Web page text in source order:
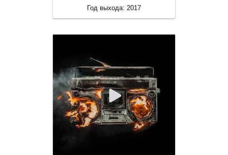
Год выхода: 2017